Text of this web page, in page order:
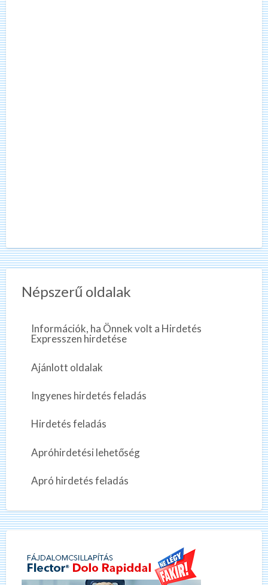
Népszerű oldalak
Információk, ha Önnek volt a Hirdetés
Expresszen hirdetése
Ajánlott oldalak
Ingyenes hirdetés feladás
Hirdetés feladás
Apróhirdetési lehetőség
Apró hirdetés feladás